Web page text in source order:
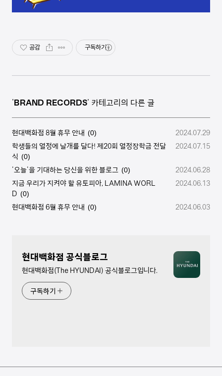
공감 구독하기
'BRAND RECORDS' 카테고리의 다른 글
현대백화점 8월 휴무 안내 (0)
2024.07.29
학생들의 열정에 날개를 달다! 제20회 열정장학금 전달
식 (0)
2024.07.15
'오늘'을 기대하는 당신을 위한 블로그 (0)
2024.06.28
지금 우리가 지켜야 할 유토피아, LAMINA WORL
D (0)
2024.06.13
현대백화점 6월 휴무 안내 (0) 2024.06.03
현대백화점 공식블로그
현대백화점(The HYUNDAI) 공식블로그입니다.
구독하기